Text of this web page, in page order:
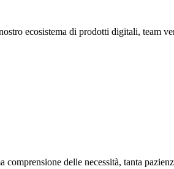
ecosistema di prodotti digitali, team
delle necessità, tanta